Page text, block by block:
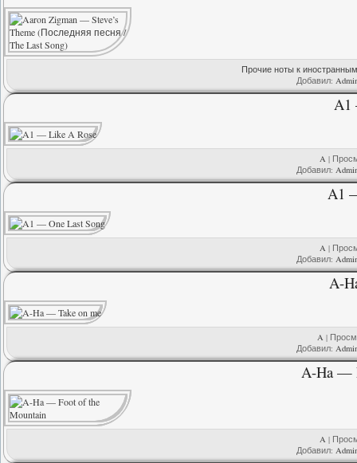
Прочие ноты к
Добавил:
A1
A |
Добавил:
A1
A |
Добавил:
A-
A |
Добавил:
A-Ha —
A |
Добавил: